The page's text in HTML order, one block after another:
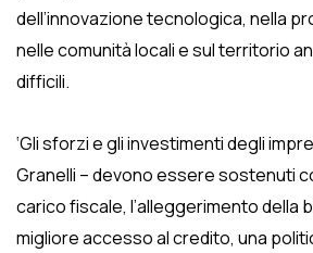
dell’innovazione tecnologica, nella
nelle comunità locali e sul territorio
difficili.
‘Gli sforzi e gli investimenti degli
Granelli – devono essere sostenuti
carico fiscale, l’alleggerimento della
migliore accesso al credito, una